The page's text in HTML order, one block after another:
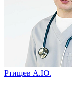
Ртищев А.Ю.